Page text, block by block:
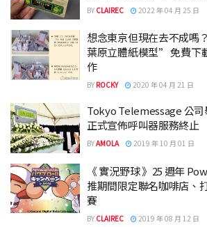
BY CLAIREC 2022 年 04 月 25 日
想念東京但現在去不成嗎
葉原立體紙模型” 免費下
作
BY ROCKY 2020 年 04 月 21 日
Tokyo Telemessage 公司
正式宣佈呼叫器服務終止
BYAMOLA 2019 年 10 月 01 日
《 實況野球 》25 週年
推期間限定聯名咖啡店、
賽
BY CLAIREC 2019 年 08 月 12 日